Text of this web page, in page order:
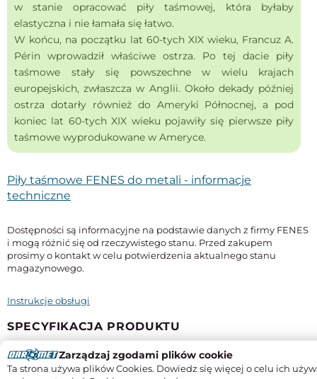
w stanie opracować piły taśmowej, która byłaby
elastyczna i nie łamała się łatwo.
W końcu, na początku lat 60-tych XIX wieku, Francuz A.
Périn wprowadził właściwe ostrza. Po tej dacie piły
taśmowe stały się powszechne w wielu krajach
europejskich, zwłaszcza w Anglii. Około dekady później
ostrza dotarły również do Ameryki Północnej, a pod
koniec lat 60-tych XIX wieku pojawiły się pierwsze piły
taśmowe wyprodukowane w Ameryce.
Piły taśmowe FENES do metali - informacje
techniczne
Dostępności są informacyjne na podstawie danych z firmy FENES
i mogą różnić się od rzeczywistego stanu. Przed zakupem
prosimy o kontakt w celu potwierdzenia aktualnego stanu
magazynowego.
Instrukcje obsługi
SPECYFIKACJA PRODUKTU
Długość
4780 mm
Zarządzaj zgodami plików cookie
Ta strona używa plików Cookies. Dowiedz się więcej o celu ich